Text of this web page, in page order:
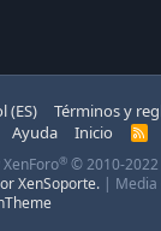
(ES)
Términos y
Ayuda Inicio
R
S
® © 2010-2022
XenSoporte. |